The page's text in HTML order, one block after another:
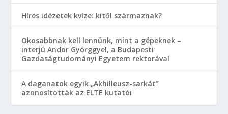
Híres idézetek kvíze: kitől származnak?
Okosabbnak kell lennünk, mint a gépeknek –
interjú Andor Györggyel, a Budapesti
Gazdaságtudományi Egyetem rektorával
A daganatok egyik „Akhilleusz-sarkát”
azonosították az ELTE kutatói